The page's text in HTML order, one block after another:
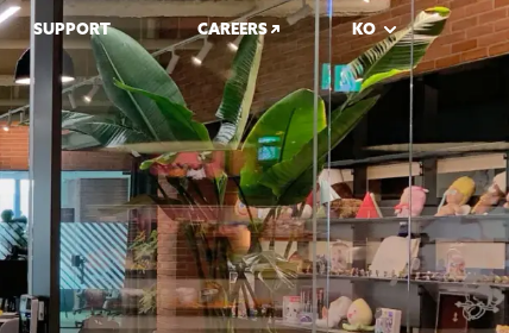
SUPPORT
쿠키런: 오븐브레이크
쿠키런: 킹덤
쿠키런: 마녀의 성
쿠키런: 모험의 탑
쿠키런: 오븐스매시
쿠키런: 브레이버스 카드 게임
쿠키런 키우기 - 쿠키런: 크럼블
쿠키런: 퍼즐 월드
CAREERS KO